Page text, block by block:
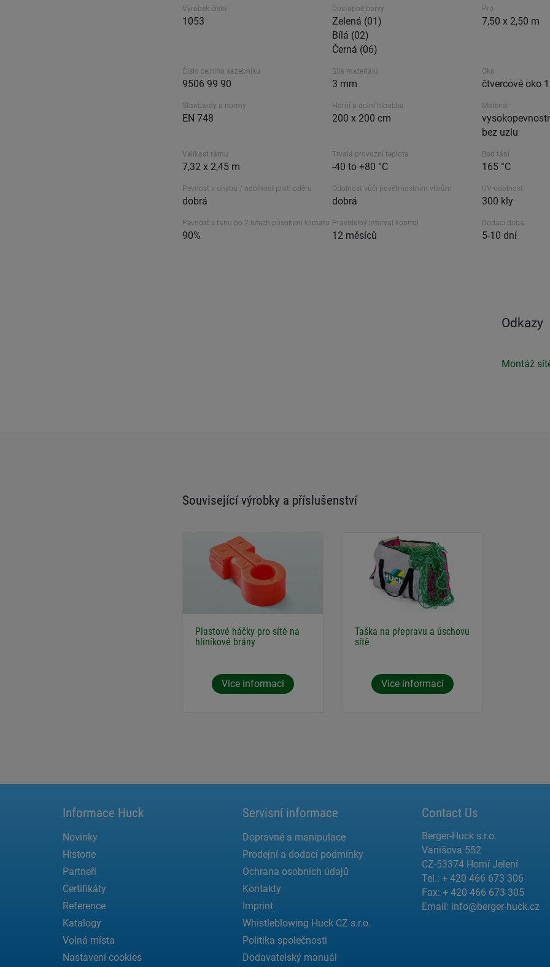
Výrobek číslo
1053
Dostupné barvy
Zelená (01)
Bílá (02)
Černá (06)
Pro
7,50 x 2,50 m
Číslo celního sazebníku
9506 99 90
Síla materiálu
3 mm
Oko
čtvercové oko
Standardy a normy
EN 748
Horní a dolní hloubka
200 x 200 cm
Materiál
bez uzlu
Velikost rámu
7,32 x 2,45 m
Trvalá provozní teplota
-40 to +80 °C
Bod tání
165 °C
Pevnost v ohybu / odolnost proti oděru
dobrá
Odolnost vůči povětrnostním vlivům
dobrá
UV-odolnost
300 kly
Pevnost v tahu po 2 letech působení klimatu
90%
Pravidelný interval kontrol
12 měsíců
Dodací doba.
5-10 dní
Odkazy
Montáž
Související výrobky a příslušenství
Plastové háčky pro sítě na
hliníkové brány
Více informací
Taška na přepravu a úschovu
sítě
Více informací
Informace Huck
Novinky
Historie
Partneři
Certifikáty
Reference
Katalogy
Volná místa
Nastavení cookies
Servisní informace
Dopravné a manipulace
Prodejní a dodací podmínky
Ochrana osobních údajů
Kontakty
Imprint
Whistleblowing Huck CZ s.r.o.
Politika společnosti
Dodavatelský manuál
Contact Us
Berger-Huck s.r.o.
Vanišova 552
CZ-53374 Horní Jelení
Tel.: + 420 466 673 306
Fax: + 420 466 673 305
Email: info@berger-huck.cz